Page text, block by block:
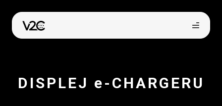
obsah
DISPLEJ e-CHARGERU